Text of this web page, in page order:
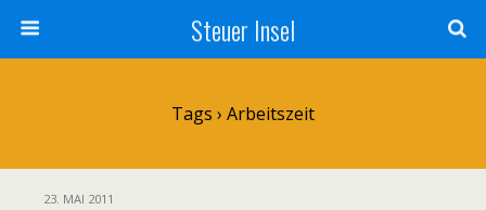
Steuer Insel
Tags › Arbeitszeit
23. MAI 2011